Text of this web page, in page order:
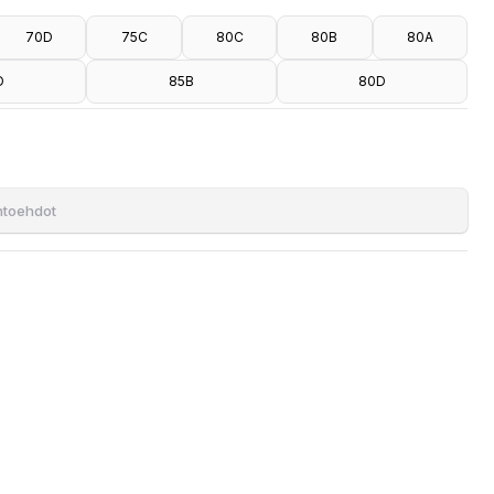
70D 75C 80C 80B 80A
85B 80D